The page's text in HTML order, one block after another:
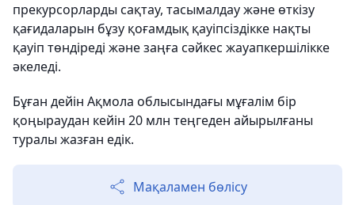
прекурсорларды сақтау, тасымалдау және өткізу
қағидаларын бұзу қоғамдық қауіпсіздікке нақты
қауіп төндіреді және заңға сәйкес жауапкершілікке
әкеледі.
Бұған дейін Ақмола облысындағы мұғалім бір
қоңыраудан кейін 20 млн теңгеден айырылғаны
туралы жазған едік.
Мақаламен бөлісу